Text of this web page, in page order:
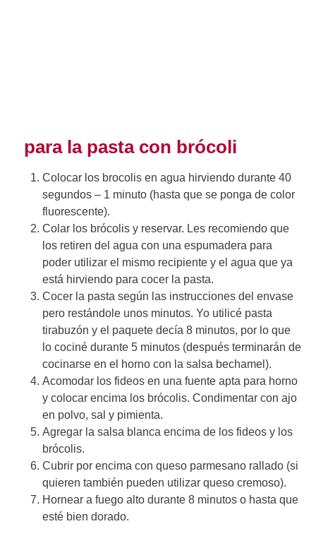
para la pasta con brócoli
Colocar los brocolis en agua hirviendo durante 40
segundos – 1 minuto (hasta que se ponga de color
fluorescente).
Colar los brócolis y reservar. Les recomiendo que
los retiren del agua con una espumadera para
poder utilizar el mismo recipiente y el agua que ya
está hirviendo para cocer la pasta.
Cocer la pasta según las instrucciones del envase
pero restándole unos minutos. Yo utilicé pasta
tirabuzón y el paquete decía 8 minutos, por lo que
lo cociné durante 5 minutos (después terminarán de
cocinarse en el horno con la salsa bechamel).
Acomodar los fideos en una fuente apta para horno
y colocar encima los brócolis. Condimentar con ajo
en polvo, sal y pimienta.
Agregar la salsa blanca encima de los fideos y los
brócolis.
Cubrir por encima con queso parmesano rallado (si
quieren también pueden utilizar queso cremoso).
Hornear a fuego alto durante 8 minutos o hasta que
esté bien dorado.